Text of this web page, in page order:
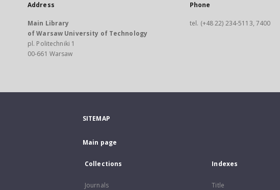
Address
Main Library
of Warsaw University of Technology
pl. Politechniki 1
00-661 Warsaw
Phone
tel. (+48 22) 234-5113, 7400
SITEMAP
Main page
Collections
Journals
Indexes
Title